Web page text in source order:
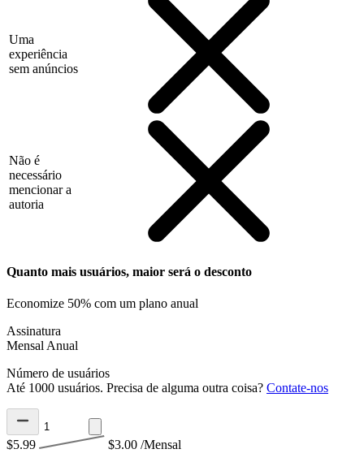
Uma
experiência
sem anúncios
Não é
necessário
mencionar a
autoria
Quanto mais usuários, maior será o desconto
Economize 50% com um plano anual
Assinatura
Mensal Anual
Número de usuários
Até 1000 usuários. Precisa de alguma outra coisa? Contate-nos
$5.99 $3.00 /Mensal